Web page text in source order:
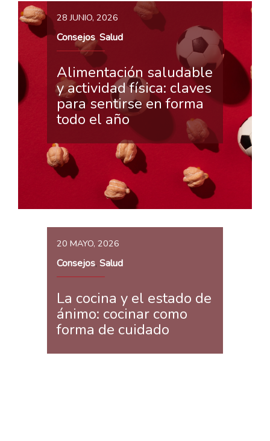
28 JUNIO, 2026
Consejos,Salud
Alimentación saludable
y actividad física: claves
para sentirse en forma
todo el año
20 MAYO, 2026
Consejos,Salud
La cocina y el estado de
ánimo: cocinar como
forma de cuidado